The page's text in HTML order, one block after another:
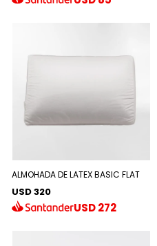
ALMOHADA DE LATEX BASIC FLAT
USD 320
USD272